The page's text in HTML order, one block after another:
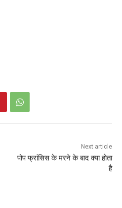
Next article
पोप फ्रांसिस के मरने के बाद क्या होता
है